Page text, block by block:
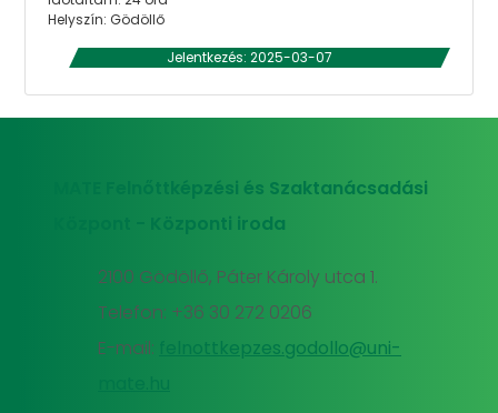
Helyszín: Gödöllő
Jelentkezés: 2025-03-07
MATE Felnőttképzési és Szaktanácsadási
Központ - Központi iroda
2100 Gödöllő, Páter Károly utca 1.
Telefon: +36 30 272 0206
E-mail:
felnottkepzes.godollo@uni-